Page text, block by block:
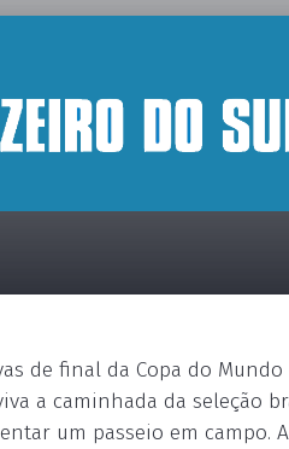
de final da Copa do
a caminhada da seleção
um passeio em campo.